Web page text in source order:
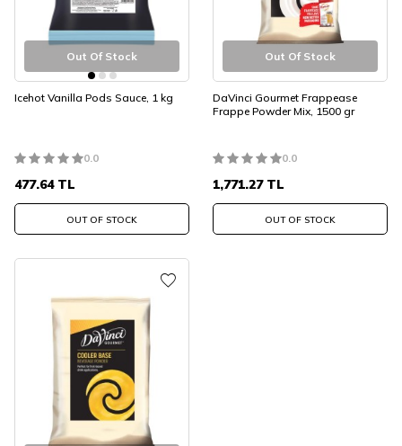
Out Of Stock
Icehot Vanilla Pods Sauce, 1 kg
0.0
477.64TL
OUT OF STOCK
Out Of Stock
DaVinci Gourmet Frappease
Frappe Powder Mix, 1500 gr
0.0
1,771.27TL
OUT OF STOCK